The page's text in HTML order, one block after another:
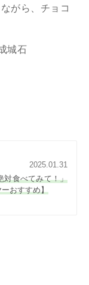
がら、チョコ
城石
2025.01.31
対食べてみて！」
おすすめ】